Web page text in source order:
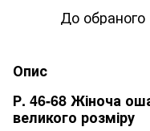
До обраного
Опис
Р. 46-68 Жіноча
великого розміру